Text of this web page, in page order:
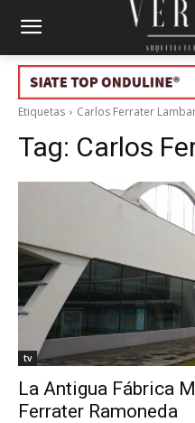
Etiquetas Carlos Ferrater
Tag: Carlos
tv
La Antigua Fábrica
Ferrater Ramoneda